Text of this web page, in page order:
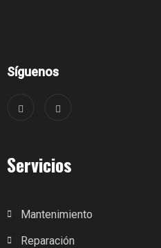
Síguenos
Servicios
Mantenimiento
Reparación